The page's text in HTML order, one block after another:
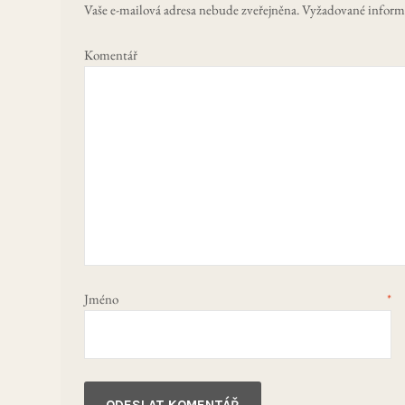
Vaše e-mailová adresa nebude zveřejněna.Vyžadované
Jméno*